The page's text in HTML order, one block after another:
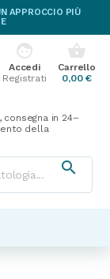
APPROCCIO PIÙ
shopping_basket
Carrello
0,00 €
face
Accedi
Registrati
in 24–
della
